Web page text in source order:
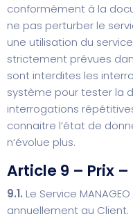
conformément à la
ne pas perturber le
une utilisation du
strictement prévues
sont interdites les
système pour tester la
interrogations
connaitre l’état de
n’évolue plus.
Article 9 – Prix
9.1. Le Service
annuellement au Client.